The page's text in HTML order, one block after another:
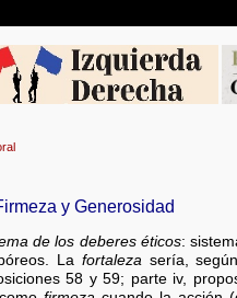
y Generosidad
de los deberes éticos:
La fortalezasería,
58 y 59; parte iv,